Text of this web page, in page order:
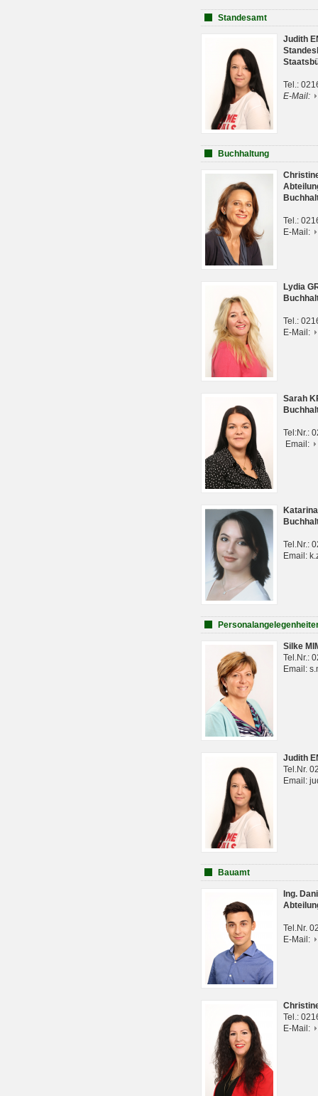
Standesamt
Judith
Tel.:
E-Mail:
Buchhaltung
Tel.:
E-Mail:
Lydia
Tel.:
E-Mail:
Sarah
Tel:Nr.:
Email:
Tel.Nr.:
Email:
Silke
Tel.Nr.:
Email:
Judith
Tel.Nr.
Email:
Bauamt
Ing.
Tel.Nr.
E-Mail:
Tel.:
E-Mail: